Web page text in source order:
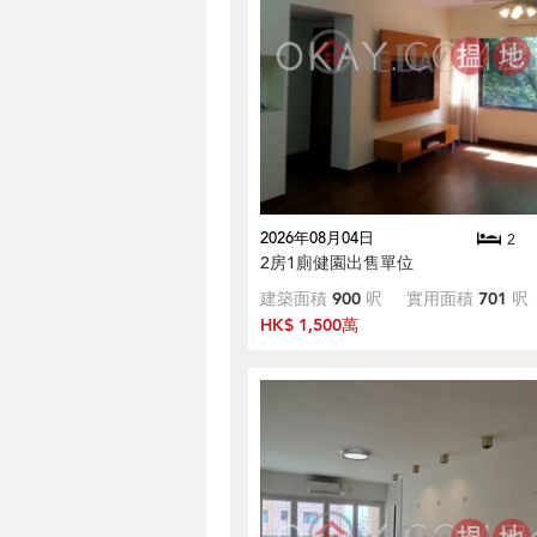
2026年08月04日 2
2房1廁健園出售單位
建築面積 900 呎 實用面積 701 呎
HK$ 1,500萬